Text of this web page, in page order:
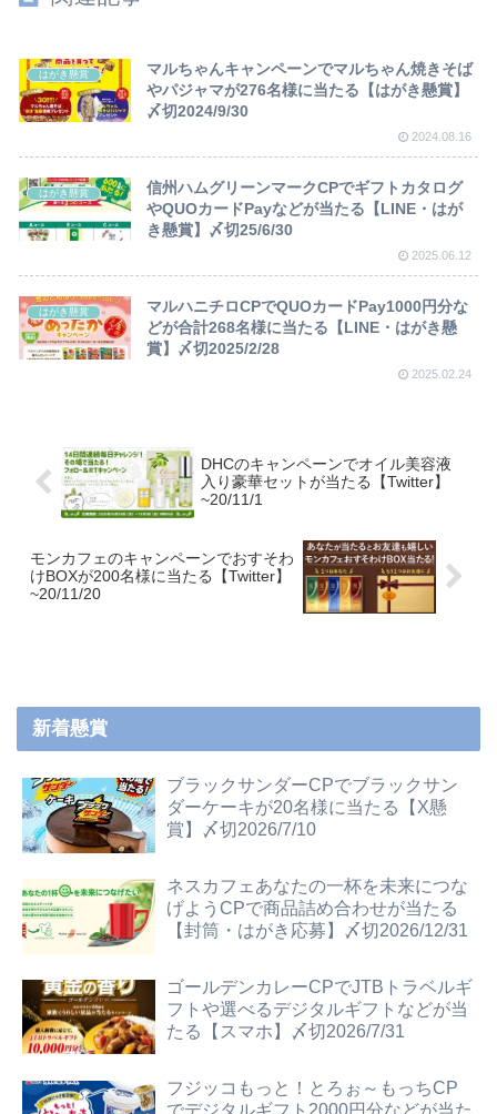
はがき懸賞
マルちゃんキャンペーンでマルちゃん焼きそば
やパジャマが276名様に当たる【はがき懸賞】
〆切2024/9/30
2024.08.16
はがき懸賞
信州ハムグリーンマークCPでギフトカタログ
やQUOカードPayなどが当たる【LINE・はが
き懸賞】〆切25/6/30
2025.06.12
はがき懸賞
マルハニチロCPでQUOカードPay1000円分な
どが合計268名様に当たる【LINE・はがき懸
賞】〆切2025/2/28
2025.02.24
DHCのキャンペーンでオイル美容液
入り豪華セットが当たる【Twitter】
~20/11/1
モンカフェのキャンペーンでおすそわ
けBOXが200名様に当たる【Twitter】
~20/11/20
新着懸賞
ブラックサンダーCPでブラックサン
ダーケーキが20名様に当たる【X懸
賞】〆切2026/7/10
ネスカフェあなたの一杯を未来につな
げようCPで商品詰め合わせが当たる
【封筒・はがき応募】〆切2026/12/31
ゴールデンカレーCPでJTBトラベルギ
フトや選べるデジタルギフトなどが当
たる【スマホ】〆切2026/7/31
フジッコもっと！とろぉ～もっちCP
でデジタルギフト2000円分などが当た